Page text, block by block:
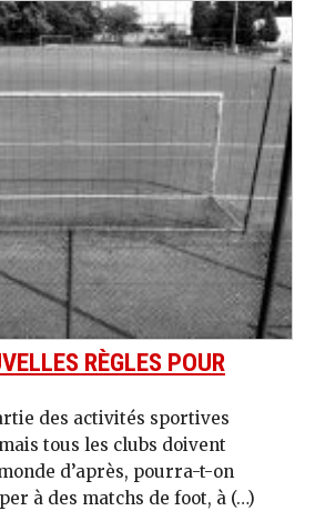
RÈGLES POUR
des activités sportives
tous les clubs doivent
d’après, pourra-t-on
à des matchs de foot, à (…)